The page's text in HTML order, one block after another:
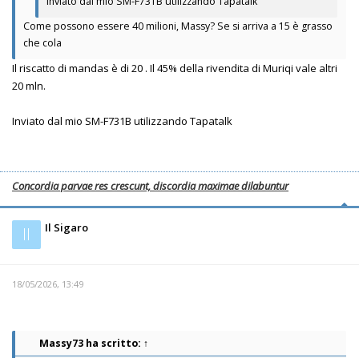
Come possono essere 40 milioni, Massy? Se si arriva a 15 è grasso
che cola
Il riscatto di mandas è di 20 . Il 45% della rivendita di Muriqi vale altri
20 mln.
Inviato dal mio SM-F731B utilizzando Tapatalk
Concordia parvae res crescunt, discordia maximae dilabuntur
Il Il Sigaro
18/05/2026, 13:49
Massy73 ha scritto: ↑